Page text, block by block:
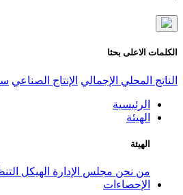
الكلمات الاعلى بحثا
الناتج المحلي الإجمالي الإنتاج الصناعي
الرئيسية
الهيئة
الهيئة
من نحن مجلس الإدارة الهيكل
الإحصاءات